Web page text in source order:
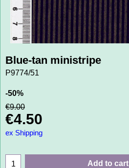
Blue-tan ministripe
P9774/51
-50%
€9.00
€4.50
ex Shipping
Add to cart